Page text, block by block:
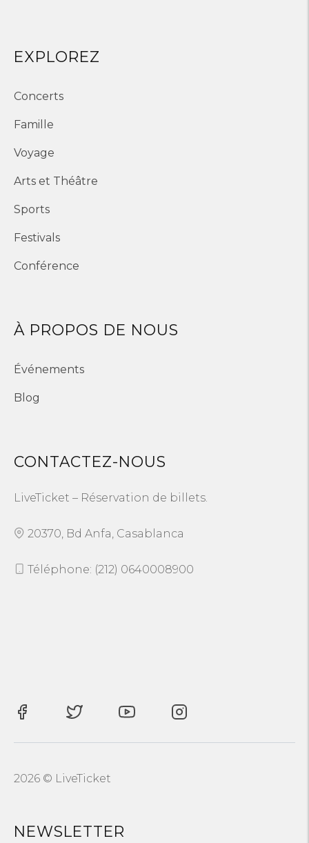
EXPLOREZ
Concerts
Famille
Voyage
Arts et Théâtre
Sports
Festivals
Conférence
À PROPOS DE NOUS
Événements
Blog
CONTACTEZ-NOUS
LiveTicket – Réservation de billets.
20370, Bd Anfa, Casablanca
Téléphone: (212) 0640008900
2026 © LiveTicket
NEWSLETTER